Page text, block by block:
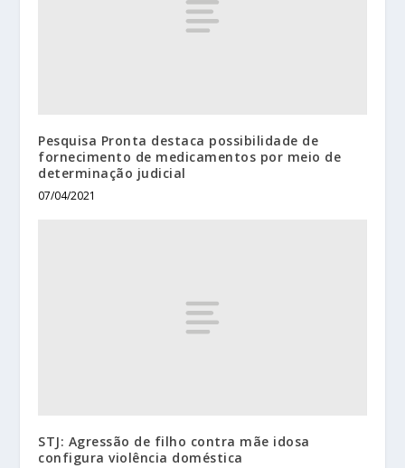
Pesquisa Pronta destaca possibilidade de
fornecimento de medicamentos por meio de
determinação judicial
07/04/2021
STJ: Agressão de filho contra mãe idosa
configura violência doméstica